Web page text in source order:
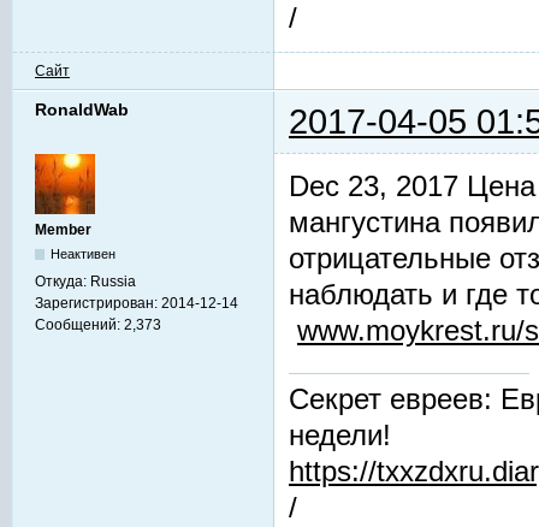
/
Сайт
RonaldWab 2017-04-05
Member
Неактивен
Откуда: Russia
Зарегистрирован: 2014-12-14
Сообщений: 2,373
Dec 23, 2017
мангустина
отрицательные
наблюдать и где
www.moykrest.ru/
Секрет евреев:
недели!
https://
/